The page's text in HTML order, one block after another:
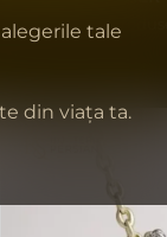
tale
din viața ta.
24 Produse9 Produse